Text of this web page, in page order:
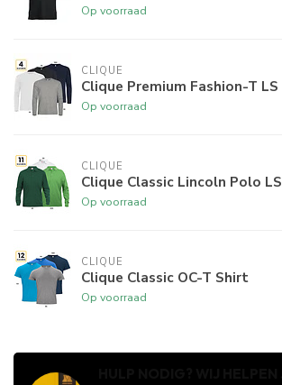
Op voorraad
CLIQUE
Clique Premium Fashion-T LS
Op voorraad
CLIQUE
Clique Classic Lincoln Polo LS
Op voorraad
CLIQUE
Clique Classic OC-T Shirt
Op voorraad